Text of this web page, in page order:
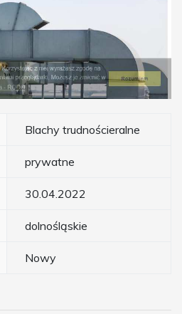
Blachy trudnościeralne
prywatne
30.04.2022
dolnośląskie
Nowy